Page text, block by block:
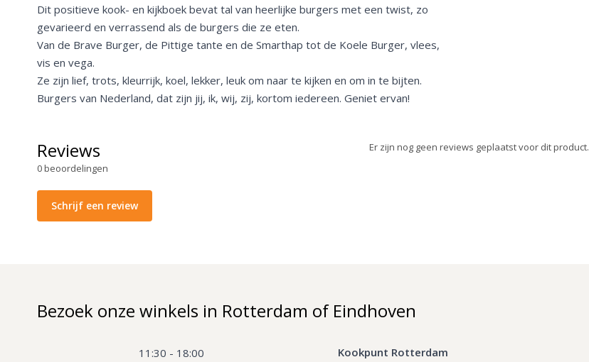
Dit positieve kook- en kijkboek bevat tal van heerlijke burgers met een twist, zo
gevarieerd en verrassend als de burgers die ze eten.
Van de Brave Burger, de Pittige tante en de Smarthap tot de Koele Burger, vlees,
vis en vega.
Ze zijn lief, trots, kleurrijk, koel, lekker, leuk om naar te kijken en om in te bijten.
Burgers van Nederland, dat zijn jij, ik, wij, zij, kortom iedereen. Geniet ervan!
Reviews
0beoordelingen
Schrijf een review
Er zijn nog geen reviews geplaatst voor dit product.
Bezoek onze winkels in Rotterdam of Eindhoven
11:30 - 18:00
Kookpunt Rotterdam